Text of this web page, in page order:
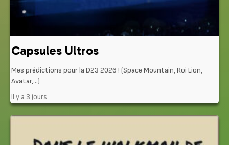
Capsules Ultros
Mes prédictions pour la D23 2026 ! (Space Mountain, Roi Lion,
Avatar,…)
Il y a 3 jours